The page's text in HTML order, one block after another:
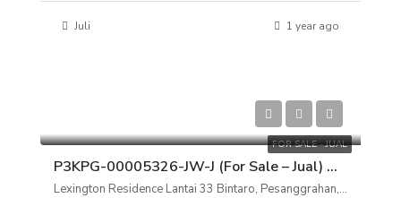
Juli 1 year ago
FOR SALE - JUAL
P3KPG-00005326-JW-J (For Sale – Jual) Apartemen Lexington Residence Lantai 33 Bintaro, Pesanggrahan, Jakarta Selatan
Lexington Residence Lantai 33 Bintaro, Pesanggrahan, Jakarta Selatan